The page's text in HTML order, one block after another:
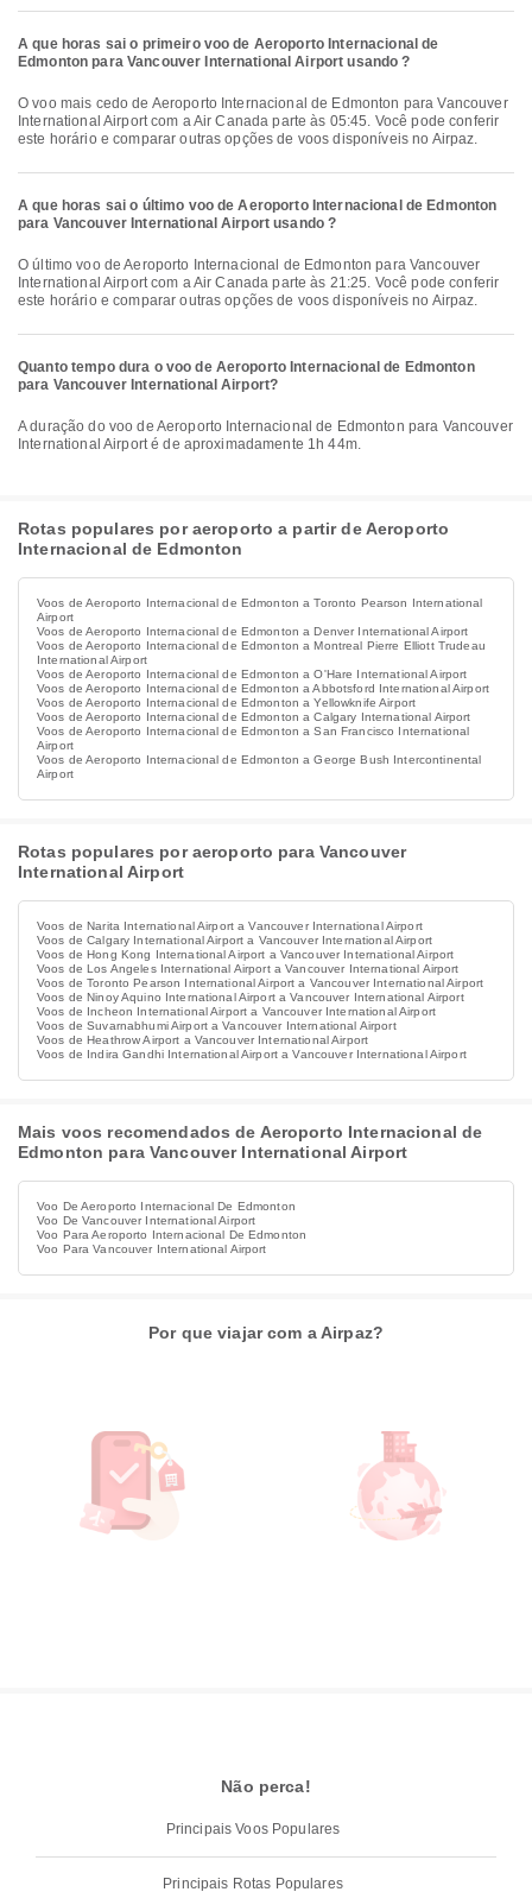
A que horas sai o primeiro voo de Aeroporto Internacional de
Edmonton para Vancouver International Airport usando ?
O voo mais cedo de Aeroporto Internacional de Edmonton para Vancouver
International Airport com a Air Canada parte às 05:45. Você pode conferir
este horário e comparar outras opções de voos disponíveis no Airpaz.
A que horas sai o último voo de Aeroporto Internacional de Edmonton
para Vancouver International Airport usando ?
O último voo de Aeroporto Internacional de Edmonton para Vancouver
International Airport com a Air Canada parte às 21:25. Você pode conferir
este horário e comparar outras opções de voos disponíveis no Airpaz.
Quanto tempo dura o voo de Aeroporto Internacional de Edmonton
para Vancouver International Airport?
A duração do voo de Aeroporto Internacional de Edmonton para Vancouver
International Airport é de aproximadamente 1h 44m.
Rotas populares por aeroporto a partir de Aeroporto
Internacional de Edmonton
Voos de Aeroporto Internacional de Edmonton a Toronto Pearson International
Airport
Voos de Aeroporto Internacional de Edmonton a Denver International Airport
Voos de Aeroporto Internacional de Edmonton a Montreal Pierre Elliott Trudeau
International Airport
Voos de Aeroporto Internacional de Edmonton a O'Hare International Airport
Voos de Aeroporto Internacional de Edmonton a Abbotsford International Airport
Voos de Aeroporto Internacional de Edmonton a Yellowknife Airport
Voos de Aeroporto Internacional de Edmonton a Calgary International Airport
Voos de Aeroporto Internacional de Edmonton a San Francisco International
Airport
Voos de Aeroporto Internacional de Edmonton a George Bush Intercontinental
Airport
Rotas populares por aeroporto para Vancouver
International Airport
Voos de Narita International Airport a Vancouver International Airport
Voos de Calgary International Airport a Vancouver International Airport
Voos de Hong Kong International Airport a Vancouver International Airport
Voos de Los Angeles International Airport a Vancouver International Airport
Voos de Toronto Pearson International Airport a Vancouver International Airport
Voos de Ninoy Aquino International Airport a Vancouver International Airport
Voos de Incheon International Airport a Vancouver International Airport
Voos de Suvarnabhumi Airport a Vancouver International Airport
Voos de Heathrow Airport a Vancouver International Airport
Voos de Indira Gandhi International Airport a Vancouver International Airport
Mais voos recomendados de Aeroporto Internacional de
Edmonton para Vancouver International Airport
Voo De Aeroporto Internacional De Edmonton
Voo De Vancouver International Airport
Voo Para Aeroporto Internacional De Edmonton
Voo Para Vancouver International Airport
Por que viajar com a Airpaz?
Não perca!
Principais Voos Populares
Principais Rotas Populares